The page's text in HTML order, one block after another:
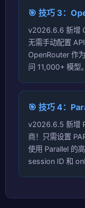
🎯 技巧 3：
v2026.6.6 新增
无需手动配置
OpenRouter 作
问 11,000+ 模型。
🎯 技巧 4：
v2026.6.5 新增
商！只需设置
使用 Parallel 的
session ID 和